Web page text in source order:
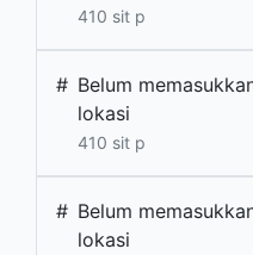
410 sit p
# Belum
lokasi
410 sit p
# Belum
lokasi